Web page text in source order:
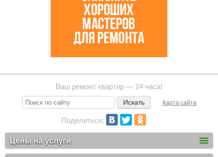
Ваш ремонт квартир — 24 часа!
Карта сайта
Поделиться:
Цены на услуги